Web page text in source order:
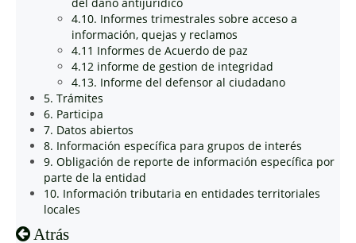
4.10. Informes trimestrales sobre acceso a
información, quejas y reclamos
4.11 Informes de Acuerdo de paz
4.12 informe de gestion de integridad
4.13. Informe del defensor al ciudadano
5. Trámites
6. Participa
7. Datos abiertos
8. Información específica para grupos de interés
9. Obligación de reporte de información específica por
parte de la entidad
10. Información tributaria en entidades territoriales
locales
Atrás